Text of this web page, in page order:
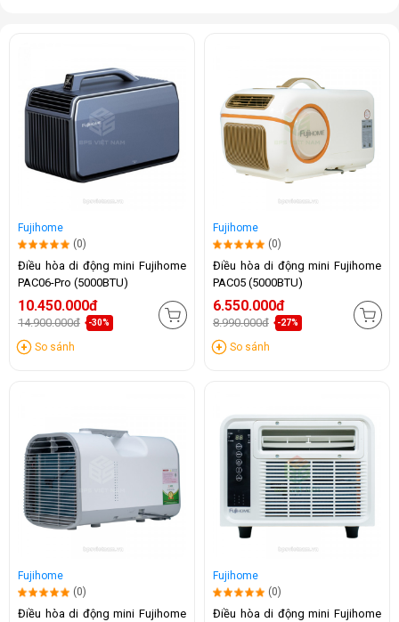
Fujihome
(0)
Điều hòa di động mini Fujihome
PAC06-Pro (5000BTU)
10.450.000đ
14.900.000đ -30%
So sánh
Fujihome
(0)
Điều hòa di động mini Fujihome
PAC05 (5000BTU)
6.550.000đ
8.990.000đ -27%
So sánh
Fujihome
(0)
Điều hòa di động mini Fujihome
Fujihome
(0)
Điều hòa di động mini Fujihome